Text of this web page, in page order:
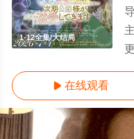
1-12全集/大结局
 在线观看